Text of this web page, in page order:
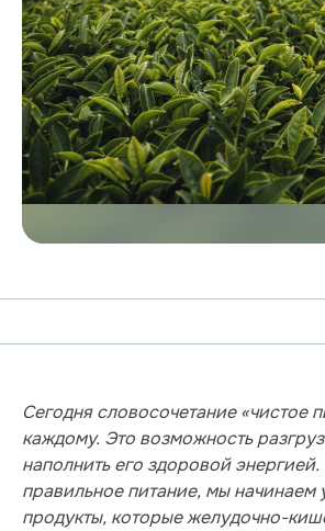
Сегодня словосочетание «чистое
каждому. Это возможность
наполнить его здоровой
правильное питание, мы начинаем
продукты, которые желудочно-